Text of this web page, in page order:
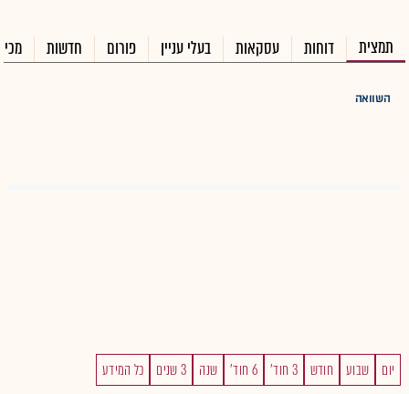
תמצית דוחות עסקאות בעלי עניין פורום חדשות
השוואה
יום שבוע חודש 3 חוד' 6 חוד' שנה 3 שנים כל המידע